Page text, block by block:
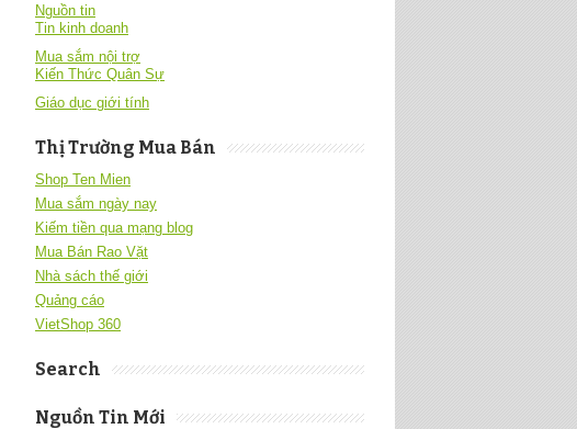
Nguồn tin
Tin kinh doanh
Mua sắm nội trợ
Kiến Thức Quân Sự
Giáo dục giới tính
Thị Trường Mua Bán
Shop Ten Mien
Mua sắm ngày nay
Kiếm tiền qua mạng blog
Mua Bán Rao Vặt
Nhà sách thế giới
Quảng cáo
VietShop 360
Search
Nguồn Tin Mới